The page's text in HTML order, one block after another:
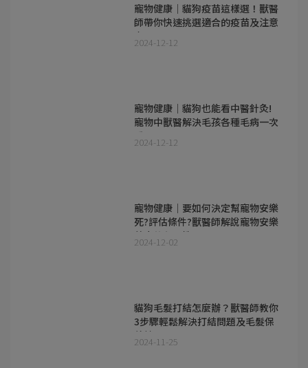
寵物健康｜貓狗疫苗這樣選！獸醫
師帶你快速挑選適合的疫苗及注意
事項
2024-12-12
寵物健康｜貓狗也能看中醫針灸!
寵物中獸醫解決毛孩各種毛病一次
看!
2024-12-12
寵物健康｜要如何決定幫寵物安樂
死?評估條件?獸醫師解說寵物安樂
善中的必要性
2024-12-02
貓狗毛髮打結怎麼辦？獸醫師教你
3步驟輕鬆解決打結問題及毛髮保
養技巧
2024-11-25